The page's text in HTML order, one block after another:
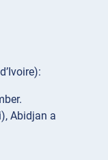
Abidjan a